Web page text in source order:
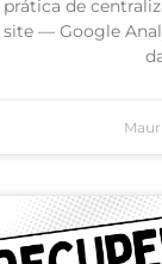
prática de
site — Google